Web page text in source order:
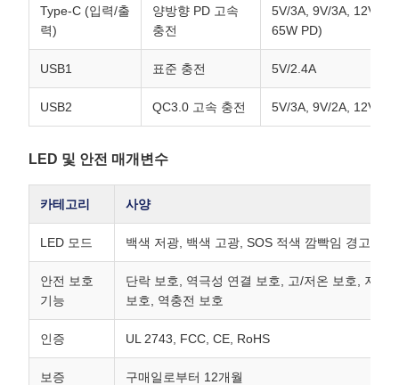
Type-C (입력/출
력)
양방향 PD 고속
충전
5V/3A, 9V/3A, 12V/
65W PD)
USB1 표준 충전 5V/2.4A
USB2 QC3.0 고속 충전 5V/3A, 9V/2A, 12V/
LED 및 안전 매개변수
카테고리 사양
LED 모드 백색 저광, 백색 고광, SOS 적색 깜빡임 경고
안전 보호
기능
단락 보호, 역극성 연결 보호, 고/저온 보호, 저전
보호, 역충전 보호
인증 UL 2743, FCC, CE, RoHS
보증 구매일로부터 12개월